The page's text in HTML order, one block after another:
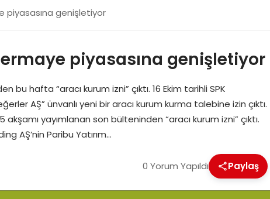
piyasasına genişletiyor
piyasasına genişletiyor
bu hafta “aracı kurum izni” çıktı. 16 Ekim tarihli SPK
AŞ” ünvanlı yeni bir aracı kurum kurma talebine izin çıktı.
akşamı yayımlanan son bülteninden “aracı kurum izni” çıktı.
AŞ’nin Paribu Yatırım…
0 Yorum Yapıldı Paylaş